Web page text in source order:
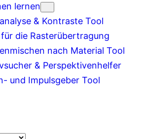
lernen
& Kontraste Tool
die Rasterübertragung
nach Material Tool
& Perspektivenhelfer
und Impulsgeber Tool